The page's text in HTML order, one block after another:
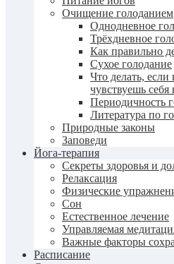
Очищение голоданием
Однодневное
Трёхдневное
Как правильно
Сухое голодание
Что делать, если
чувствуешь себя
Периодичность
Литература по
Природные законы
Заповеди
Йога-терапия
Секреты здоровья и
Релаксация
Физические
Сон
Естественное лечение
Управляемая
Важные факторы
Расписание